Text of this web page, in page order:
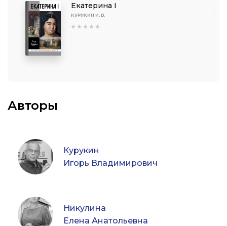
Екатерина I
КУРУКИН И. В.
Авторы
Курукин
Игорь Владимирович
Никулина
Елена Анатольевна